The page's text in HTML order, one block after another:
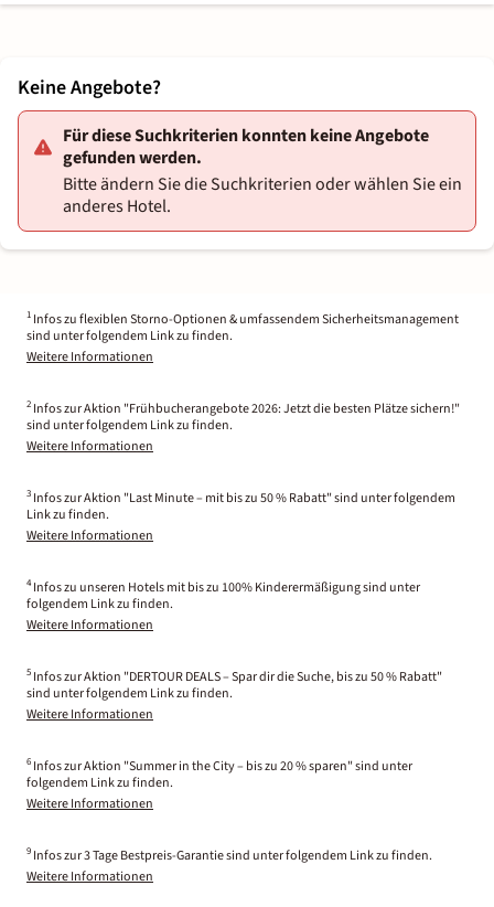
Keine Angebote?
Für diese Suchkriterien konnten keine Angebote
gefunden werden.
Bitte ändern Sie die Suchkriterien oder wählen Sie ein
anderes Hotel.
1 Infos zu flexiblen Storno-Optionen & umfassendem Sicherheitsmanagement
sind unter folgendem Link zu finden.
Weitere Informationen
2 Infos zur Aktion "Frühbucherangebote 2026: Jetzt die besten Plätze sichern!"
sind unter folgendem Link zu finden.
Weitere Informationen
3 Infos zur Aktion "Last Minute – mit bis zu 50 % Rabatt" sind unter folgendem
Link zu finden.
Weitere Informationen
4 Infos zu unseren Hotels mit bis zu 100% Kinderermäßigung sind unter
folgendem Link zu finden.
Weitere Informationen
5 Infos zur Aktion "DERTOUR DEALS – Spar dir die Suche, bis zu 50 % Rabatt"
sind unter folgendem Link zu finden.
Weitere Informationen
6 Infos zur Aktion "Summer in the City – bis zu 20 % sparen" sind unter
folgendem Link zu finden.
Weitere Informationen
9 Infos zur 3 Tage Bestpreis-Garantie sind unter folgendem Link zu finden.
Weitere Informationen